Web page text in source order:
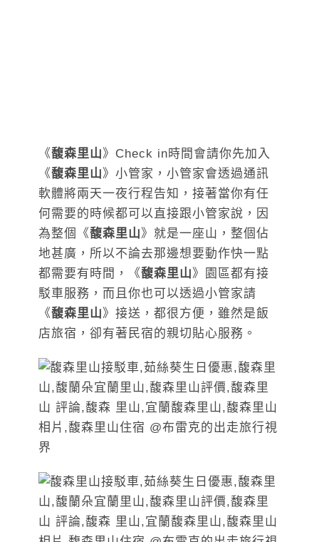
《馥森里山》Check in時間會請你先加入
《馥森里山》小管家，小管家會透過通訊
軟體將兩天一夜行程告知，接著當你有任
何需要的時候都可以直接跟小管家說，因
為整個《馥森里山》就是一座山，整個佔
地甚廣，所以不論去那邊想要動作快一點
都需要有時間，《馥森里山》園區都有接
駁車服務，而且你也可以透過小管家請
《馥森里山》接送，都很方便，雖然是飯
店旅宿，卻有著民宿的親切貼心服務。